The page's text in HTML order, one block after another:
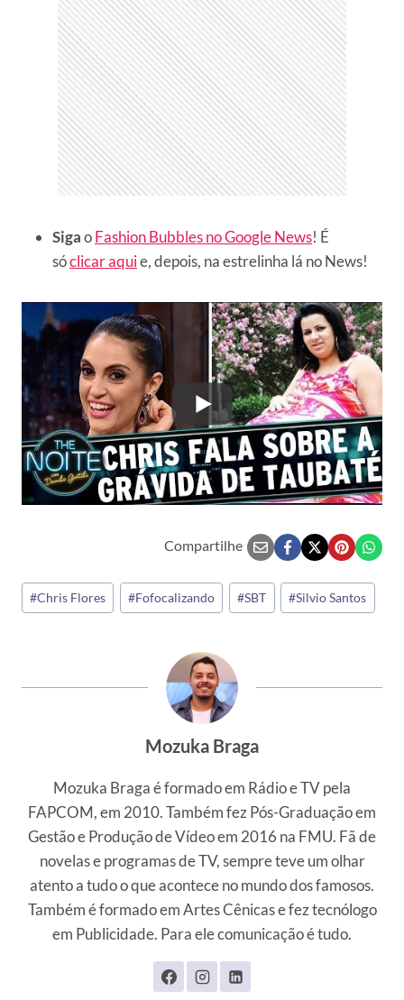
SigaoFashion Bubbles no Google News! É
sóclicar aquie, depois, na estrelinha lá no News!
Compartilhe
Tags
do
#Chris Flores #Fofocalizando #SBT #Silvio Santos
Mozuka Braga
Mozuka Braga é formado em Rádio e TV pela
FAPCOM, em 2010. Também fez Pós-Graduação em
Gestão e Produção de Vídeo em 2016 na FMU. Fã de
novelas e programas de TV, sempre teve um olhar
atento a tudo o que acontece no mundo dos famosos.
Também é formado em Artes Cênicas e fez tecnólogo
em Publicidade. Para ele comunicação é tudo.